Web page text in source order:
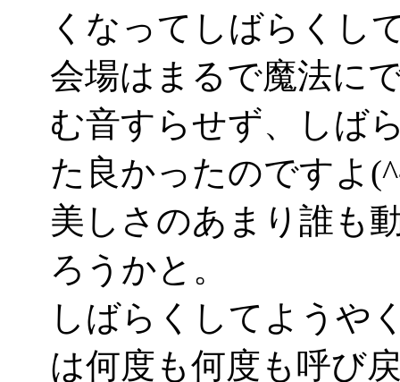
くなってしばらくし
会場はまるで魔法に
む音すらせず、しば
た良かったのですよ
美しさのあまり誰も
ろうかと。
しばらくしてようや
は何度も何度も呼び